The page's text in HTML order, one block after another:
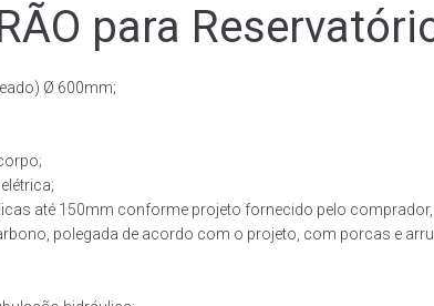
para
Ø 600mm;
até 150mm conforme projeto fornecido pelo comprador,
polegada de acordo com o projeto, com porcas e